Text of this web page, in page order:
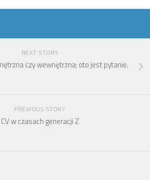
NEXT STORY
czy wewnętrzna; oto jest pytanie.
PREVIOUS STORY
CV w czasach generacji Z